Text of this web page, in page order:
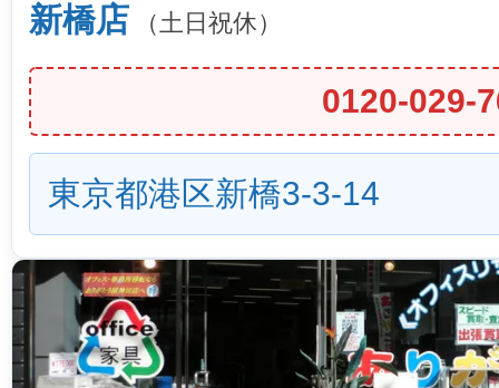
新橋店 （土日祝休）
0120-029-
東京都港区新橋3-3-14